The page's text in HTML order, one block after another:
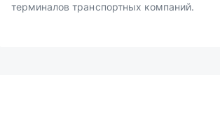
терминалов транспортных компаний.